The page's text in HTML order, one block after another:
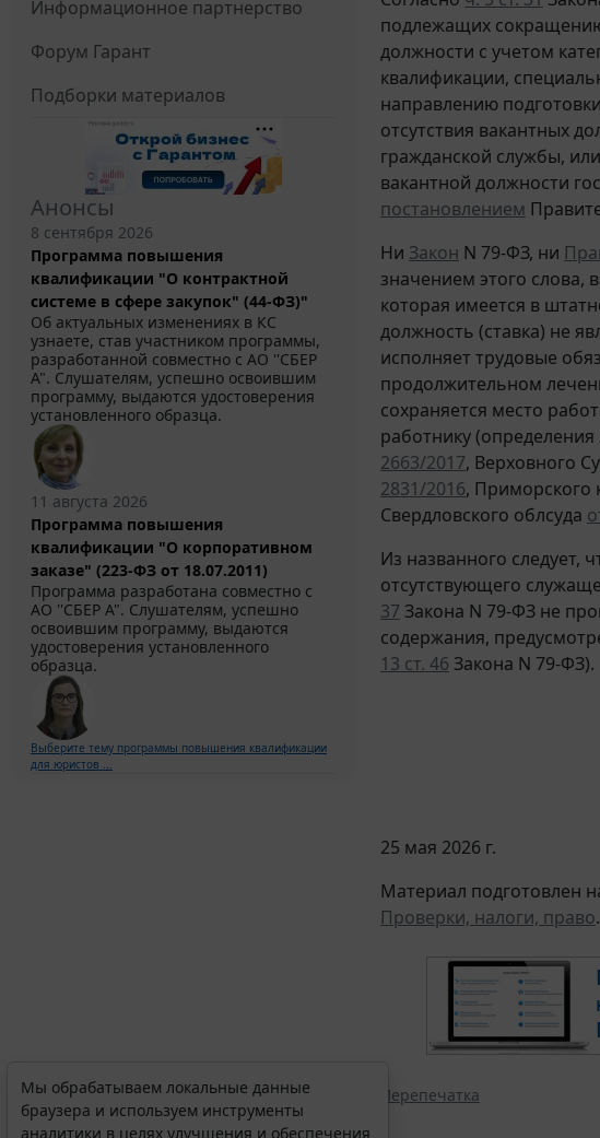
Информационное партнерство
Форум Гарант
Подборки материалов
Анонсы
8 сентября 2026
Программа повышения
квалификации "О контрактной
системе в сфере закупок" (44-ФЗ)"
Об актуальных изменениях в КС
узнаете, став участником программы,
разработанной совместно с АО ''СБЕР
А". Слушателям, успешно освоившим
программу, выдаются удостоверения
установленного образца.
11 августа 2026
Программа повышения
квалификации "О корпоративном
заказе" (223-ФЗ от 18.07.2011)
Программа разработана совместно с
АО ''СБЕР А". Слушателям, успешно
освоившим программу, выдаются
удостоверения установленного
образца.
Выберите тему программы повышения квалификации
для юристов ...
подлежащих
должности с учетом
квалификации,
направлению
отсутствия вакантных
гражданской службы,
вакантной должности
постановлением
Ни Закон N 79-ФЗ, ни
значением этого
которая имеется в
должность (ставка) не
исполняет трудовые
продолжительном
сохраняется место
работнику (определения
2663/2017, Верховного
2831/2016, Приморского
Свердловского облсуда
Из названного
отсутствующего
37 Закона N 79-ФЗ не
содержания,
13 ст. 46 Закона N 79-ФЗ).
25 мая 2026 г.
Материал подготовлен
Проверки, налоги, право.
Перепечатка
Мы обрабатываем локальные данные
браузера и используем инструменты
аналитики в целях улучшения и обеспечения